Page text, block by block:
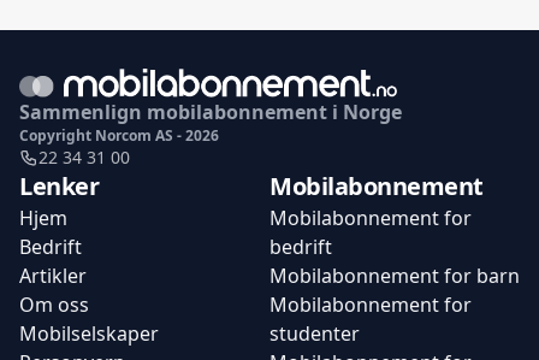
Sammenlign mobilabonnement i Norge
Copyright Norcom AS - 2026
22 34 31 00
Lenker
Hjem
Bedrift
Artikler
Om oss
Mobilselskaper
Mobilabonnement
Mobilabonnement for
bedrift
Mobilabonnement for barn
Mobilabonnement for
studenter